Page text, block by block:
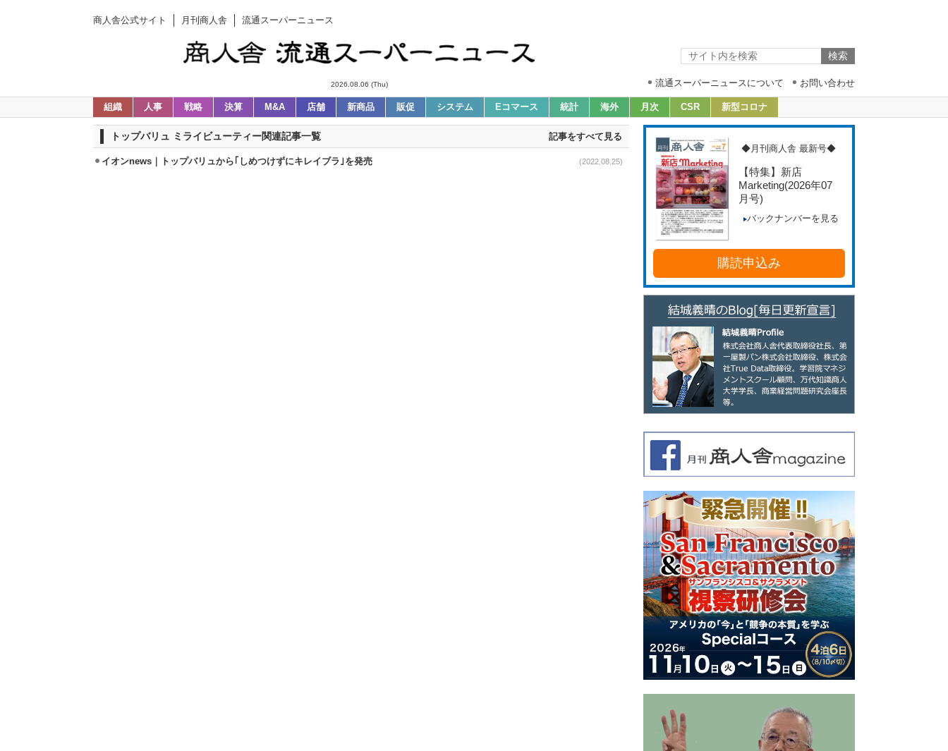
商人舎公式サイト 月刊商人舎 流通スーパーニュース
2026.08.06 (Thu) 流通スーパーニュースについて お問い合わせ
組織 人事 戦略 決算 M&A 店舗 新商品 販促 システム Eコマース 統計 海外 月次 CSR 新型コロナ
トップバリュ ミライビューティー関連記事一覧 記事をすべて見る
イオンnews｜トップバリュから｢しめつけずにキレイブラ｣を発売 (2022.08.25)
◆月刊商人舎 最新号◆
【特集】新店
Marketing(2026年07
月号)
バックナンバーを見る
購読申込み